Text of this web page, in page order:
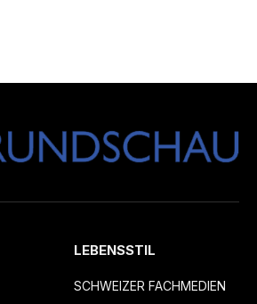
LEBENSSTIL
SCHWEIZER FACHMEDIEN